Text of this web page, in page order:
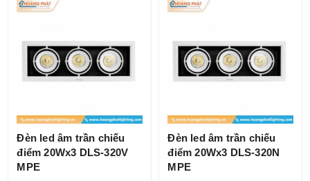
Đèn led âm trần chiếu
điểm 20Wx3 DLS-320V
MPE
Đèn led âm trần chiếu
điểm 20Wx3 DLS-320N
MPE